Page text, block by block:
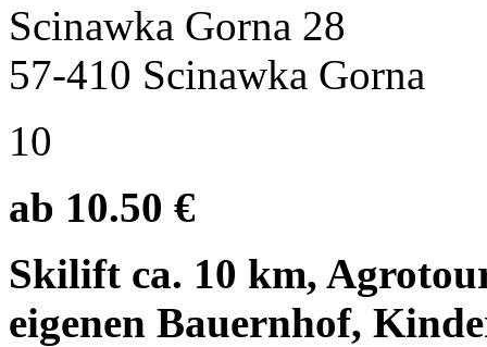
Scinawka Gorna 28
57-410 Scinawka Gorna
10
ab 10.50 €
Skilift ca. 10 km,
eigenen Bauernhof,